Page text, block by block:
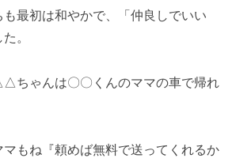
最初は和やかで、「仲良しでいい
。
ちゃんは〇〇くんのママの車で帰れ
もね『頼めば無料で送ってくれるか